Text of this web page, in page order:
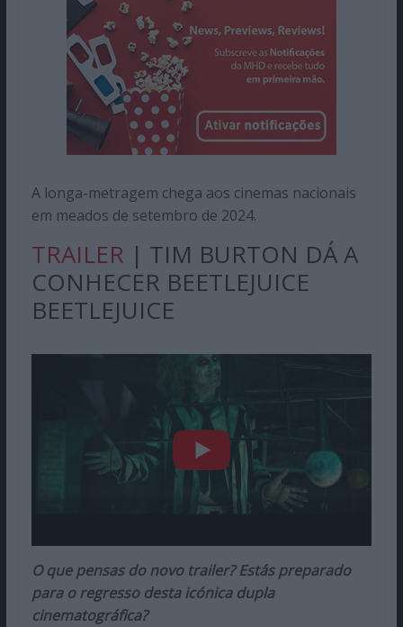
A longa-metragem chega aos cinemas nacionais
em meados de setembro de 2024.
TRAILER | TIM BURTON DÁ A
CONHECER BEETLEJUICE
BEETLEJUICE
O que pensas do novo trailer? Estás preparado
para o regresso desta icónica dupla
cinematográfica?